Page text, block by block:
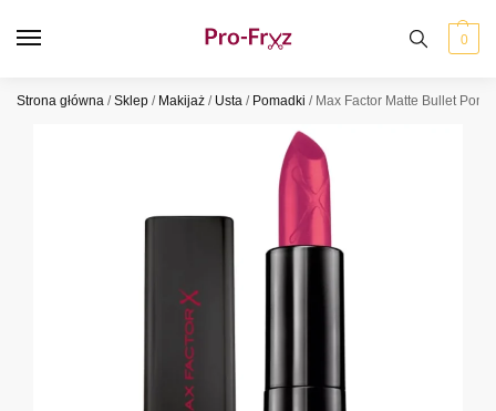
0
Strona główna /Sklep / Makijaż / Usta / Pomadki / Max Factor Matte Bullet